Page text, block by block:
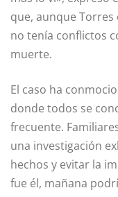
que, aunque
no tenía conflictos
muerte.
El caso ha
donde todos se
frecuente.
una investigación
hechos y evitar la
fue él, mañana